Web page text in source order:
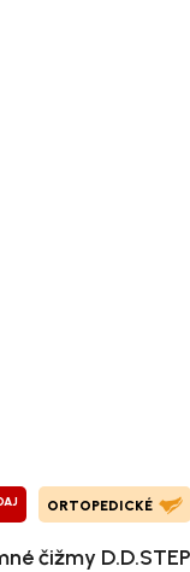
ORTOPEDICKÉ
čižmy D.D.STEP